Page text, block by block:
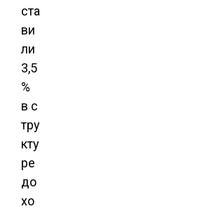
ста
ви
ли
3,5
%
в с
тру
кту
ре
до
хо